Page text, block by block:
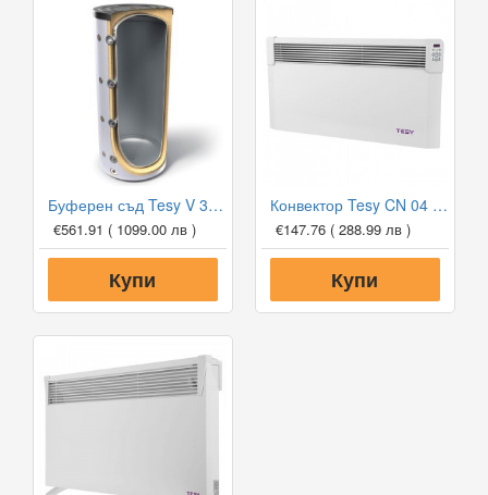
Буферен съд Tesy V 300 65 F41 P4 за отоплителни инсталации
€561.91 ( 1099.00 лв )
Купи
Конвектор Tesy CN 04 200 EIS W, 2000W, Електронен термостат
€147.76 ( 288.99 лв )
Купи